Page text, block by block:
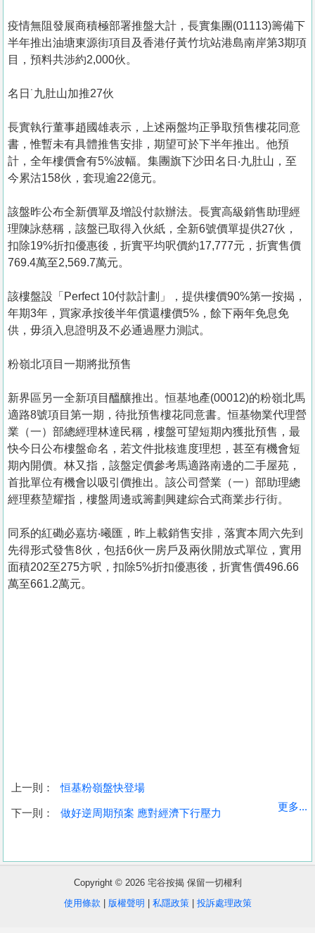
收
盤
疫情無阻發展商積極部署推盤大計，長實集團(01113)籌備下
半年推出油塘東源街項目及香港仔黃竹坑站港島南岸第3期項
目，預料共涉約2,000伙。
名日˙九肚山加推27伙
長實執行董事趙國雄表示，上述兩盤均正爭取預售樓花同意
書，惟暫未有具體推售安排，期望可於下半年推出。他預
計，全年樓價會有5%波幅。集團旗下沙田名日‧九肚山，至
今累沽158伙，套現逾22億元。
該盤昨公布全新價單及增設付款辦法。長實高級銷售助理經
理陳詠慈稱，該盤已取得入伙紙，全新6號價單提供27伙，
扣除19%折扣優惠後，折實平均呎價約17,777元，折實售價
769.4萬至2,569.7萬元。
該樓盤設「Perfect 10付款計劃」，提供樓價90%第一按揭，
年期3年，買家承按後半年償還樓價5%，餘下兩年免息免
供，毋須入息證明及不必通過壓力測試。
粉嶺北項目一期將批預售
新界區另一全新項目醞釀推出。恒基地產(00012)的粉嶺北馬
適路8號項目第一期，待批預售樓花同意書。恒基物業代理營
業（一）部總經理林達民稱，樓盤可望短期內獲批預售，最
快今日公布樓盤命名，若文件批核進度理想，甚至有機會短
期內開價。林又指，該盤定價參考馬適路南邊的二手屋苑，
首批單位有機會以吸引價推出。該公司營業（一）部助理總
經理蔡堃耀指，樓盤周邊或籌劃興建綜合式商業步行街。
同系的紅磡必嘉坊‧曦匯，昨上載銷售安排，落實本周六先到
先得形式發售8伙，包括6伙一房戶及兩伙開放式單位，實用
面積202至275方呎，扣除5%折扣優惠後，折實售價496.66
萬至661.2萬元。
上一則： 恒基粉嶺盤快登場
下一則： 做好逆周期預案 應對經濟下行壓力
更多...
Copyright © 2026 宅谷按揭 保留一切權利
使用條款
版權聲明 私隱政策| 投訴處理政策